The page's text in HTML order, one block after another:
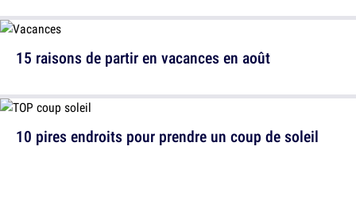
15 raisons de partir en vacances en août
10 pires endroits pour prendre un coup de soleil